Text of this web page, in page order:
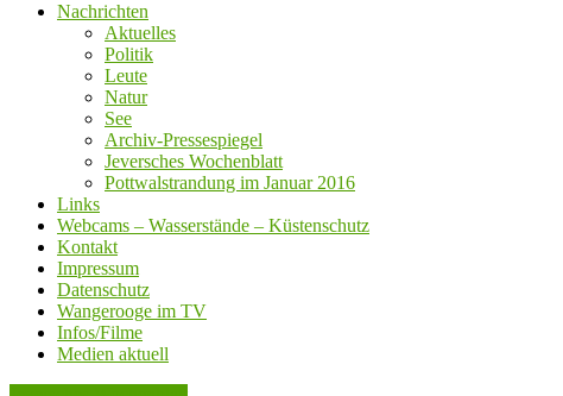
Nachrichten
Aktuelles
Politik
Leute
Natur
See
Archiv-Pressespiegel
Jeversches Wochenblatt
Pottwalstrandung im Januar 2016
Links
Webcams – Wasserstände – Küstenschutz
Kontakt
Impressum
Datenschutz
Wangerooge im TV
Infos/Filme
Medien aktuell